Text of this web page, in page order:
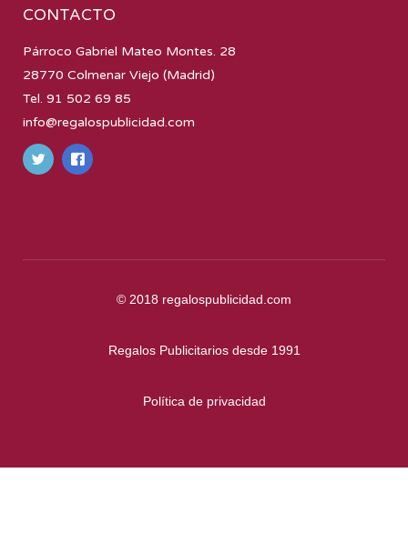
CONTACTO
Párroco Gabriel Mateo Montes. 28
28770 Colmenar Viejo (Madrid)
Tel. 91 502 69 85
info@regalospublicidad.com
© 2018 regalospublicidad.com
Regalos Publicitarios desde 1991
Política de privacidad